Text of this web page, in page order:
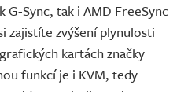
Sync, tak i AMD FreeSync
zajistíte zvýšení plynulosti
kartách značky
funkcí je i KVM, tedy